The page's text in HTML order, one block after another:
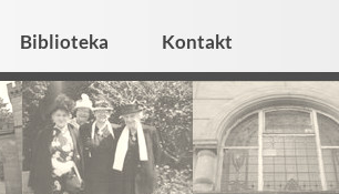
Biblioteka Kontakt